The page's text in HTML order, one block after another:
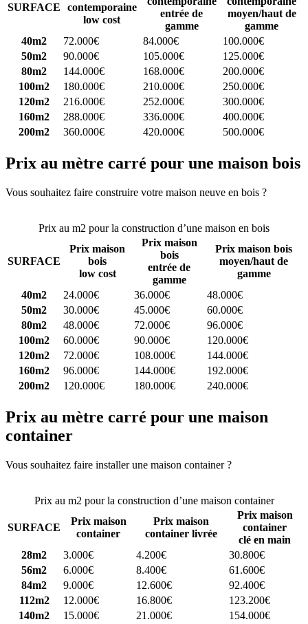
SURFACE
contemporaine
low cost
entrée de
gamme
moyen/haut de
gamme
40m2
72.000€ 84.000€
100.000€
50m2
90.000€ 105.000€
125.000€
80m2
144.000€ 168.000€
200.000€
100m2
180.000€ 210.000€
250.000€
120m2
216.000€ 252.000€
300.000€
160m2
288.000€ 336.000€
400.000€
200m2
360.000€ 420.000€ 500.000€
Prix au mètre carré pour une maison bois
Vous souhaitez faire construire votre maison neuve en bois ?
Prix au m2 pour la construction d’une maison en bois
SURFACE
Prix maison
bois
low cost
Prix maison
bois
entrée de
gamme
Prix maison bois
moyen/haut de
gamme
40m2
24.000€ 36.000€
48.000€
50m2
30.000€ 45.000€
60.000€
80m2
48.000€ 72.000€
96.000€
100m2
60.000€ 90.000€
120.000€
120m2
72.000€ 108.000€
144.000€
160m2
96.000€ 144.000€
192.000€
200m2
120.000€ 180.000€ 240.000€
Prix au mètre carré pour une maison
container
Vous souhaitez faire installer une maison container ?
Prix au m2 pour la construction d’une maison container
SURFACE
Prix maison
container
Prix maison
container livrée
Prix maison
container
clé en main
28m2
3.000€ 4.200€
30.800€
56m2
6.000€ 8.400€
61.600€
84m2
9.000€ 12.600€
92.400€
112m2
12.000€ 16.800€
123.200€
140m2
15.000€ 21.000€
154.000€